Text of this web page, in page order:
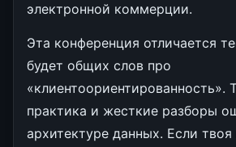
электронной коммерции.
Эта конференция отличается
будет общих слов про
«клиентоориентированность».
практика и жесткие разборы
архитектуре данных. Если